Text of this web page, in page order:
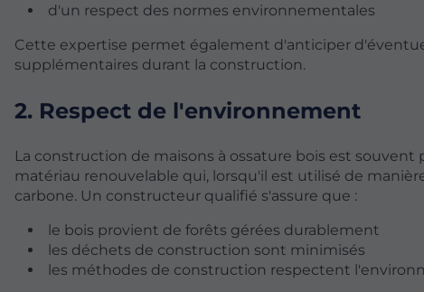
d'un respect des normes environnementales
Cette expertise permet également d'anticiper
supplémentaires durant la construction.
2. Respect de l'environnement
La construction de maisons à ossature bois est
matériau renouvelable qui, lorsqu'il est utilisé de
carbone. Un constructeur qualifié s'assure que :
le bois provient de forêts gérées durablement
les déchets de construction sont minimisés
les méthodes de construction respectent